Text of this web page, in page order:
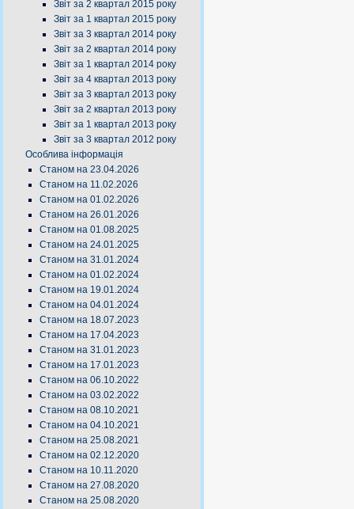
Звіт за 2 квартал 2015 року
Звіт за 1 квартал 2015 року
Звіт за 3 квартал 2014 року
Звіт за 2 квартал 2014 року
Звіт за 1 квартал 2014 року
Звіт за 4 квартал 2013 року
Звіт за 3 квартал 2013 року
Звіт за 2 квартал 2013 року
Звіт за 1 квартал 2013 року
Звіт за 3 квартал 2012 року
Особлива інформація
Станом на 23.04.2026
Станом на 11.02.2026
Станом на 01.02.2026
Станом на 26.01.2026
Станом на 01.08.2025
Станом на 24.01.2025
Станом на 31.01.2024
Станом на 01.02.2024
Станом на 19.01.2024
Станом на 04.01.2024
Станом на 18.07.2023
Станом на 17.04.2023
Станом на 31.01.2023
Станом на 17.01.2023
Станом на 06.10.2022
Станом на 03.02.2022
Станом на 08.10.2021
Станом на 04.10.2021
Станом на 25.08.2021
Станом на 02.12.2020
Станом на 10.11.2020
Станом на 27.08.2020
Станом на 25.08.2020